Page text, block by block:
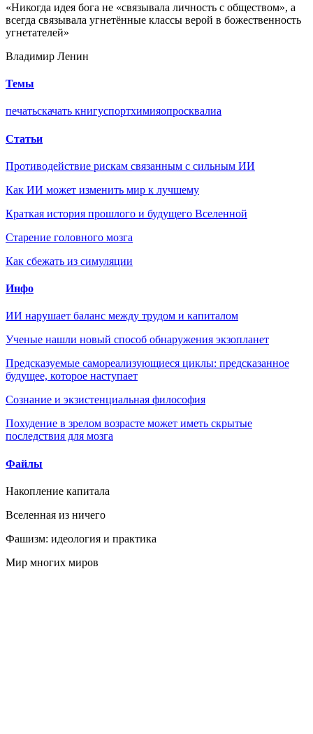
«Никогда идея бога не «связывала личность с обществом», а
всегда связывала угнетённые классы верой в божественность
угнетателей»
Владимир Ленин
Темы
печатьскачать книгуспортхимияопросквалиа
Статьи
Противодействие рискам связанным с сильным ИИ
Как ИИ может изменить мир к лучшему
Краткая история прошлого и будущего Вселенной
Старение головного мозга
Как сбежать из симуляции
Инфо
ИИ нарушает баланс между трудом и капиталом
Ученые нашли новый способ обнаружения экзопланет
Предсказуемые самореализующиеся циклы: предсказанное
будущее, которое наступает
Сознание и экзистенциальная философия
Похудение в зрелом возрасте может иметь скрытые
последствия для мозга
Файлы
Накопление капитала
Вселенная из ничего
Фашизм: идеология и практика
Мир многих миров